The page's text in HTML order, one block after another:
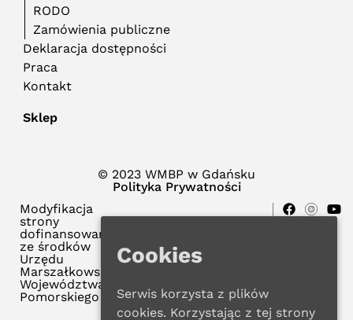
RODO
Zamówienia publiczne
Deklaracja dostępności
Praca
Kontakt
Sklep
© 2023 WMBP w Gdańsku
Polityka Prywatności
Modyfikacja
strony
dofinansowana
ze środków
Urzędu
Marszałkowskiego
Województwa
Pomorskiego
Cookies
Serwis korzysta z plików
cookies. Korzystając z tej strony